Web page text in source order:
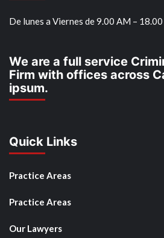
De lunes a Viernes de 9.00 AM –
We are a full service
Firm with offices across
ipsum.
Quick Links
Practice Areas
Practice Areas
Our Lawyers